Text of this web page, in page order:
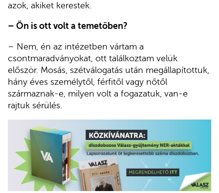
azok, akiket kerestek.
– Ön is ott volt a temetőben?
– Nem, én az intézetben vártam a
csontmaradványokat, ott találkoztam velük
először. Mosás, szétválogatás után megállapítottuk,
hány éves személytől, férfitől vagy nőtől
származnak-e, milyen volt a fogazatuk, van-e
rajtuk sérülés.